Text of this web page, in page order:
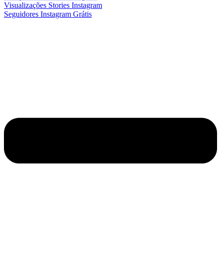
Visualizações Stories Instagram
Seguidores Instagram Grátis